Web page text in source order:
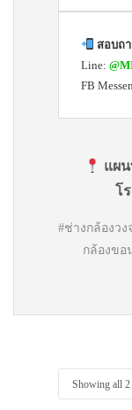
สอบถ
Line:
FB
แผ
โ
#ช่างกล้องว
กล้องขอ
Showing all 2